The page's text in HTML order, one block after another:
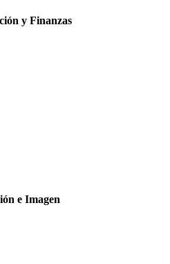
y Finanzas
e Imagen